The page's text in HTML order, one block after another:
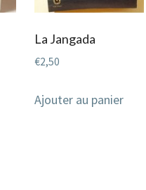
La Jangada
€2,50
Ajouter au panier